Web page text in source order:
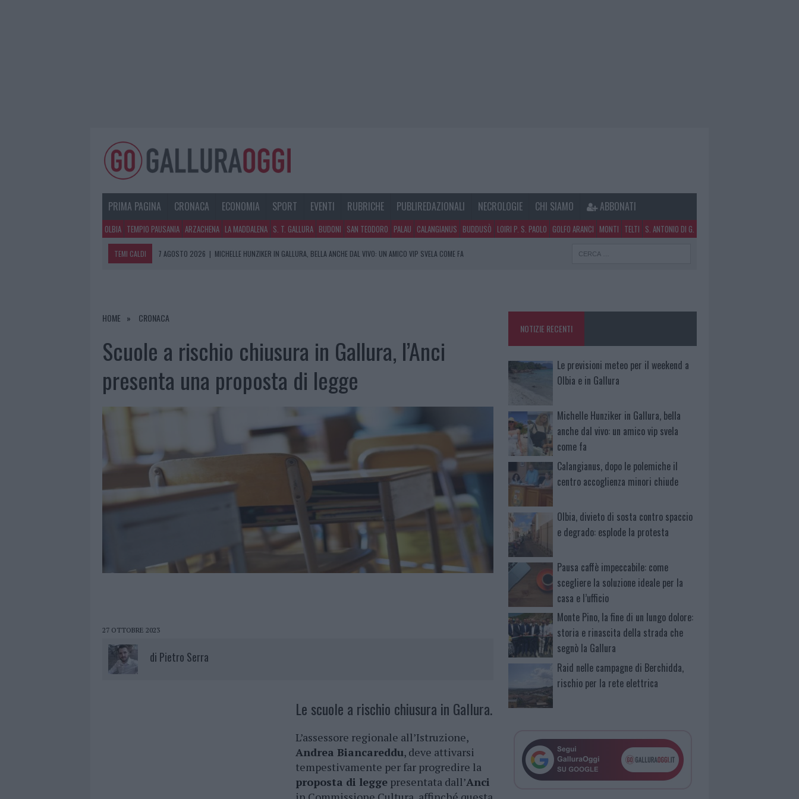
PRIMA PAGINA CRONACA ECONOMIA SPORT EVENTI RUBRICHE PUBLIREDAZIONALI NECROLOGIE CHI SIAMO ABBONATI
OLBIA TEMPIO PAUSANIA ARZACHENA LA MADDALENA S. T. GALLURA BUDONI SAN TEODORO PALAU CALANGIANUS BUDDUSÒ LOIRI P. S. PAOLO GOLFO ARANCI MONTI TELTI S. ANTONIO DI G.
TEMI CALDI 7 AGOSTO 2026 | MICHELLE HUNZIKER IN GALLURA, BELLA ANCHE DAL VIVO: UN AMICO VIP SVELA COME FA
7 AGOSTO 2026
|
HOME CRONACA
Scuole a rischio chiusura in Gallura, l’Anci
presenta una proposta di legge
27 OTTOBRE 2023
di Pietro Serra
Le scuole a rischio chiusura in Gallura.
L’assessore regionale all’Istruzione,
Andrea Biancareddu, deve attivarsi
tempestivamente per far progredire la
proposta di legge presentata dall’Anci
NOTIZIE RECENTI
Le previsioni meteo per il weekend a
Olbia e in Gallura
Michelle Hunziker in Gallura, bella
anche dal vivo: un amico vip svela
come fa
Calangianus, dopo le polemiche il
centro accoglienza minori chiude
Olbia, divieto di sosta contro spaccio
e degrado: esplode la protesta
Pausa caffè impeccabile: come
scegliere la soluzione ideale per la
casa e l’ufficio
Monte Pino, la fine di un lungo dolore:
storia e rinascita della strada che
segnò la Gallura
Raid nelle campagne di Berchidda,
rischio per la rete elettrica